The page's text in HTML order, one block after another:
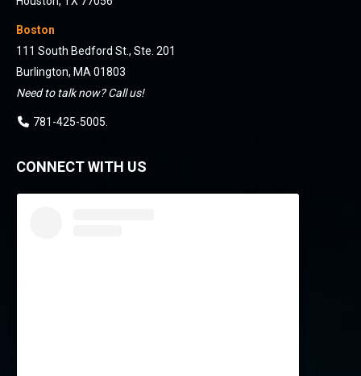
Boston
111 South Bedford St., Ste. 201
Burlington, MA 01803
Need to talk now? Call us!
781-425-5005
CONNECT WITH US